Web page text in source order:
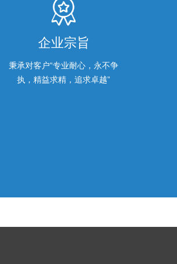
企业宗旨
秉承对客户“专业耐心，永不争
执，精益求精，追求卓越”